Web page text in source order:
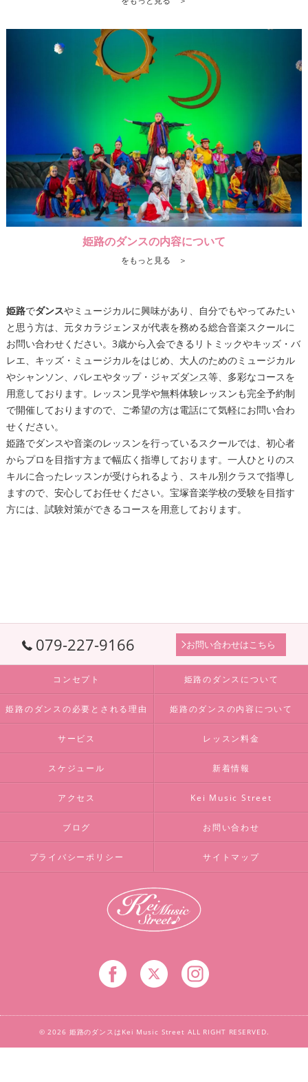
姫路のダンスの内容について
をもっと見る ＞
姫路でダンスやミュージカルに興味があり、自分でもやってみたい
と思う方は、元タカラジェンヌが代表を務める総合音楽スクールに
お問い合わせください。3歳から入会できるリトミックやキッズ・バ
レエ、キッズ・ミュージカルをはじめ、大人のためのミュージカル
やシャンソン、バレエやタップ・ジャズダンス等、多彩なコースを
用意しております。レッスン見学や無料体験レッスンも完全予約制
で開催しておりますので、ご希望の方は電話にて気軽にお問い合わ
せください。
姫路でダンスや音楽のレッスンを行っているスクールでは、初心者
からプロを目指す方まで幅広く指導しております。一人ひとりのス
キルに合ったレッスンが受けられるよう、スキル別クラスで指導し
ますので、安心してお任せください。宝塚音楽学校の受験を目指す
方には、試験対策ができるコースを用意しております。
079-227-9166 お問い合わせはこちら
コンセプト 姫路のダンスについて
姫路のダンスの必要とされる理由 姫路のダンスの内容について
サービス レッスン料金
スケジュール 新着情報
アクセス Kei Music Street
ブログ お問い合わせ
プライバシーポリシー サイトマップ
© 2026 姫路のダンスはKei Music Street ALL RIGHT RESERVED.